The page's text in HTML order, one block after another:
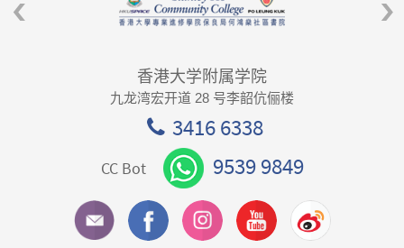
香港大学附属学院
九龙湾宏开道 28 号李韶伉俪楼
3416 6338
CC Bot 9539 9849